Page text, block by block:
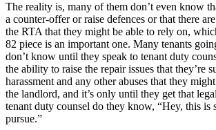
The reality is, many of them don’t even know
a counter-offer or raise defences or that there
the RTA that they might be able to rely on,
82 piece is an important one. Many tenants
don’t know until they speak to tenant duty
the ability to raise the repair issues that they’re
harassment and any other abuses that they
the landlord, and it’s only until they get that
tenant duty counsel do they know, “Hey, this is
pursue.”